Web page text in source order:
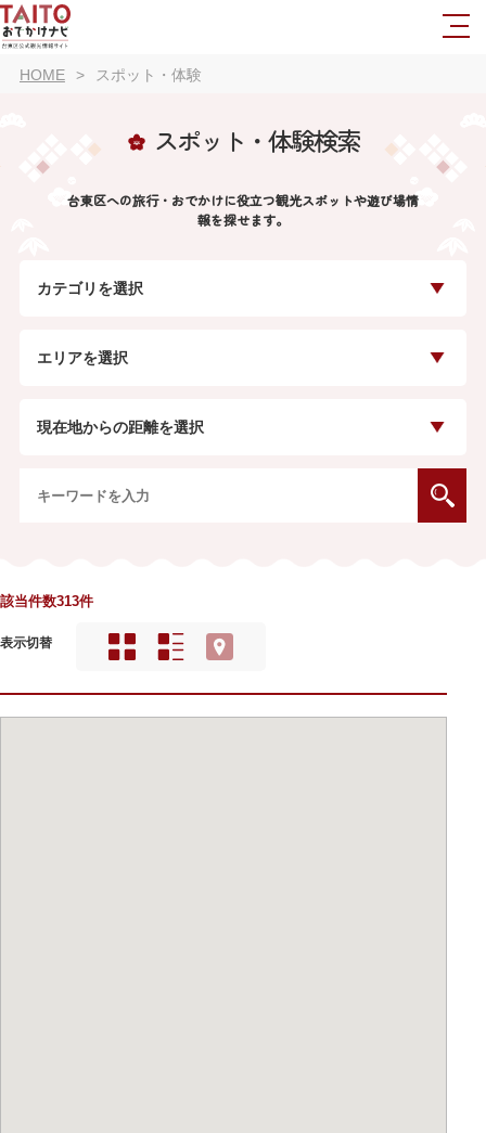
HOME スポット・体験
スポット・体験検索
台東区への旅行・おでかけに役立つ観光スポットや遊び場情
報を探せます。
カテゴリを選択
エリアを選択
現在地からの距離を選択
該当件数313件
表示切替